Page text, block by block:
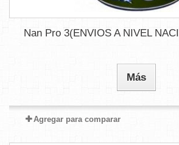
Nan Pro 3(ENVIOS A NIVEL
Más
Agregar para comparar